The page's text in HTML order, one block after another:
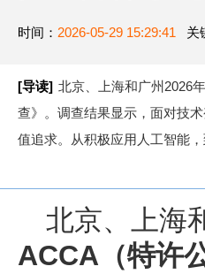
时间： 2026-05-29 15:29:41 关
[导读] 北京、上海和广州2026
查》。调查结果显示，面对技
值追求。从积极应用人工智能
北京、上海
ACCA（特许